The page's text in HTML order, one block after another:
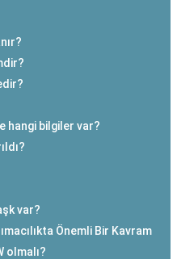
hangi bilgiler var?
var?
Önemli Bir Kavram
olmalı?